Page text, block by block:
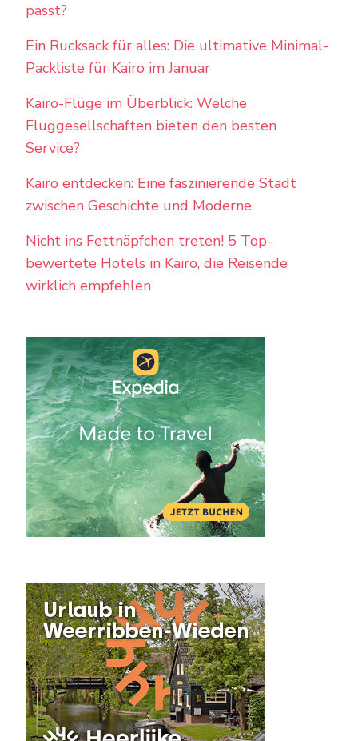
passt?
Ein Rucksack für alles: Die ultimative Minimal-
Packliste für Kairo im Januar
Kairo-Flüge im Überblick: Welche
Fluggesellschaften bieten den besten
Service?
Kairo entdecken: Eine faszinierende Stadt
zwischen Geschichte und Moderne
Nicht ins Fettnäpfchen treten! 5 Top-
bewertete Hotels in Kairo, die Reisende
wirklich empfehlen